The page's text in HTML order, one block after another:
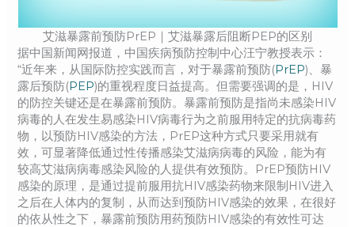
艾滋暴露前预防PrEP｜艾滋暴露后阻断PEP的区别
据中国新闻网报道，中国疾病预防控制中心汪宁教授表示：
“近年来，从国际防控实践而言，对于暴露前预防(PrEP)、暴
露后预防(PEP)的重视程度日益提高。但需要强调的是，HIV
的防控关键还是在暴露前预防。暴露前预防是指尚未感染HIV
病毒的人在发生易感染HIV病毒行为之前服用特定的抗病毒药
物，以预防HIV感染的方法，PrEP这种方式只要采用就有
效，可显著降低通过性传播感染艾滋病病毒的风险，能为有
较高艾滋病病毒感染风险的人提供有效预防。PrEP预防HIV
感染的原理，是通过提前服用抗HIV感染药物来限制HIV进入
之后在人体内的复制，从而达到预防HIV感染的效果，在很好
的依从性之下，暴露前预防用药预防HIV感染的有效性可达